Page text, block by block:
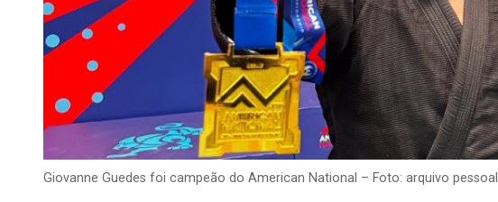
Giovanne Guedes foi campeão do American National – Foto: arquivo pessoal